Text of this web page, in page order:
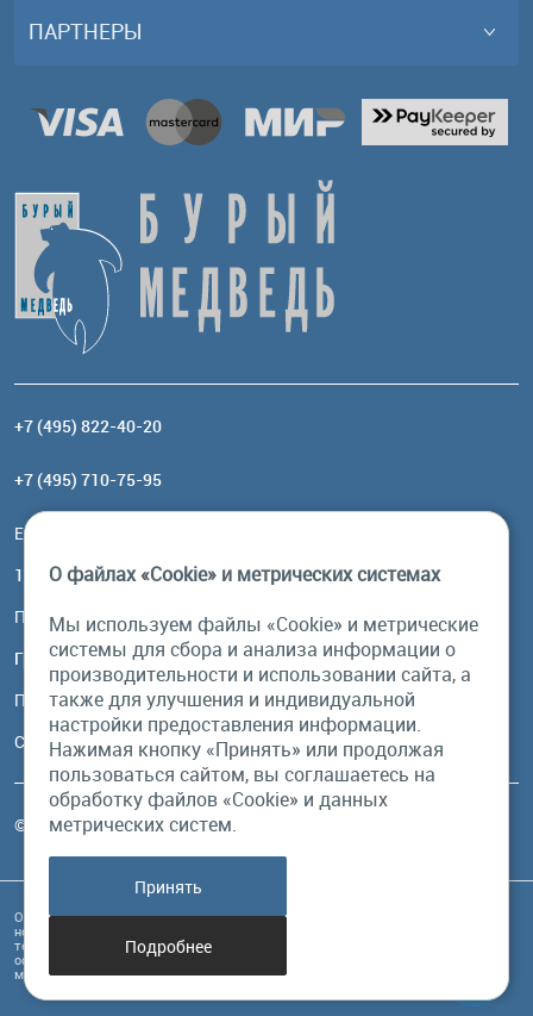
ПАРТНЕРЫ
+7 (495) 822-40-20
+7 (495) 710-75-95
Email:
117485, Москва, ул. Профсоюзная, 84/32, корп 1
Посмотреть на карте
График работы
Пн-Пт: с 10:00 до 18:00
Сб, Вс: выходной
© Бурый Медведь MMXXVI. Все права защищены.
Обращаем Ваше внимание на то, что данный интернет-сайт и его содержимое
носит исключительно информационный характер и ни при каких условиях
техническая информация, размещенная на сайте, не являются публичной
офертой, определяемой положениями Статьи 437 Гражданского кодекса РФ, и
может быть изменена в любое время без предупреждения.
О файлах «Cookie» и метрических системах
Мы используем файлы «Cookie» и метрические
системы для сбора и анализа информации о
производительности и использовании сайта, а
также для улучшения и индивидуальной
настройки предоставления информации.
Нажимая кнопку «Принять» или продолжая
пользоваться сайтом, вы соглашаетесь на
обработку файлов «Cookie» и данных
метрических систем.
Принять
Подробнее